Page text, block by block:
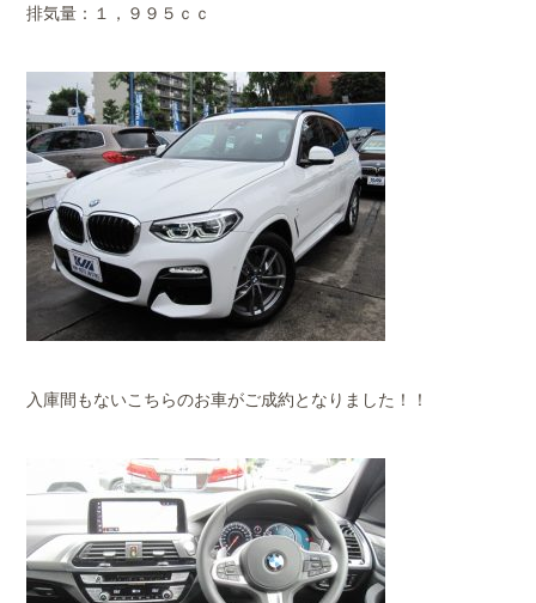
排気量：１，９９５ｃｃ
入庫間もないこちらのお車がご成約となりました！！